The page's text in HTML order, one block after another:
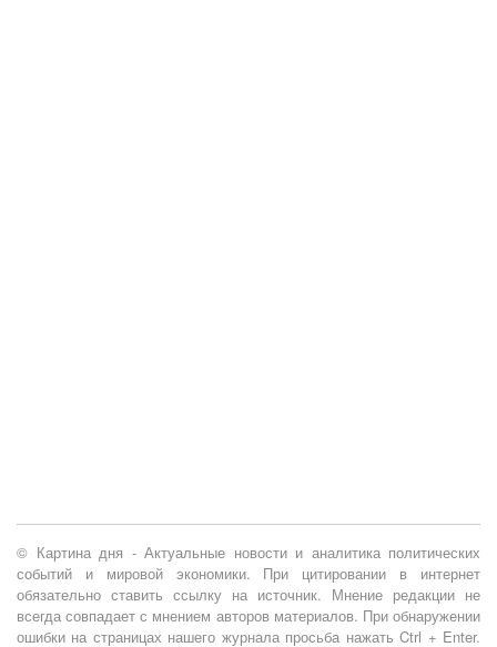
© Картина дня - Актуальные новости и аналитика политических
событий и мировой экономики. При цитировании в интернет
обязательно ставить ссылку на источник. Мнение редакции не
всегда совпадает с мнением авторов материалов. При обнаружении
ошибки на страницах нашего журнала просьба нажать Ctrl + Enter.